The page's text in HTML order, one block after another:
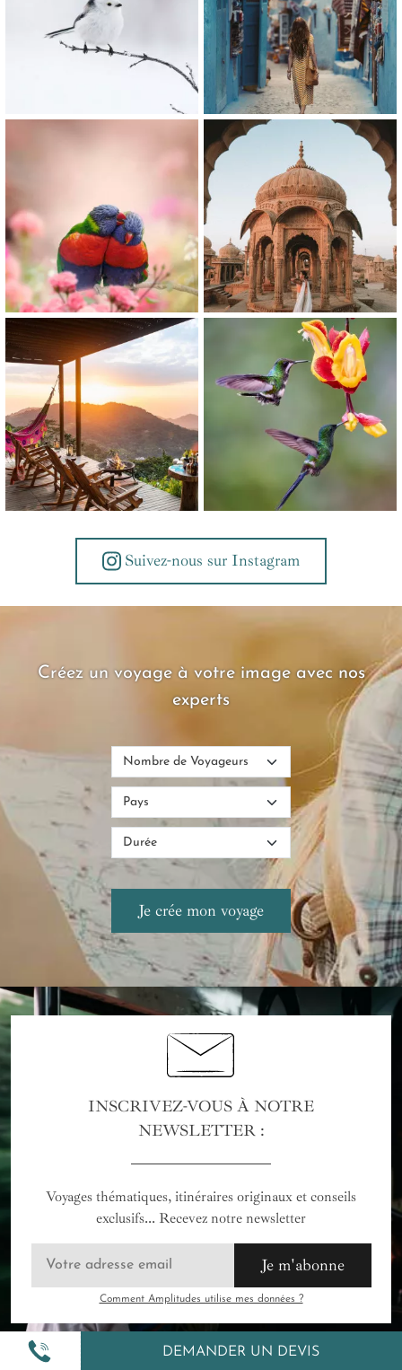
DEMANDER UN DEVIS
Suivez-nous sur Instagram
Créez un voyage à votre image avec nos
experts
INSCRIVEZ-VOUS À NOTRE
NEWSLETTER :
Voyages thématiques, itinéraires originaux et conseils
exclusifs... Recevez notre newsletter
Je m'abonne
Comment Amplitudes utilise mes données ?